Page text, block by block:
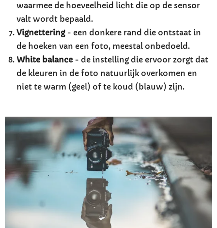
waarmee de hoeveelheid licht die op de sensor
valt wordt bepaald.
Vignettering- een donkere rand die ontstaat in
de hoeken van een foto, meestal onbedoeld.
White balance - de instelling die ervoor zorgt dat
de kleuren in de foto natuurlijk overkomen en
niet te warm (geel) of te koud (blauw) zijn.